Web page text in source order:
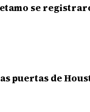
se
puertas de